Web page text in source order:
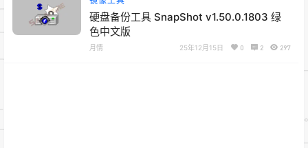
硬盘备份工具 SnapShot v1.50.0.1803 绿
色中文版
月情 25年12月15日 0 2 297